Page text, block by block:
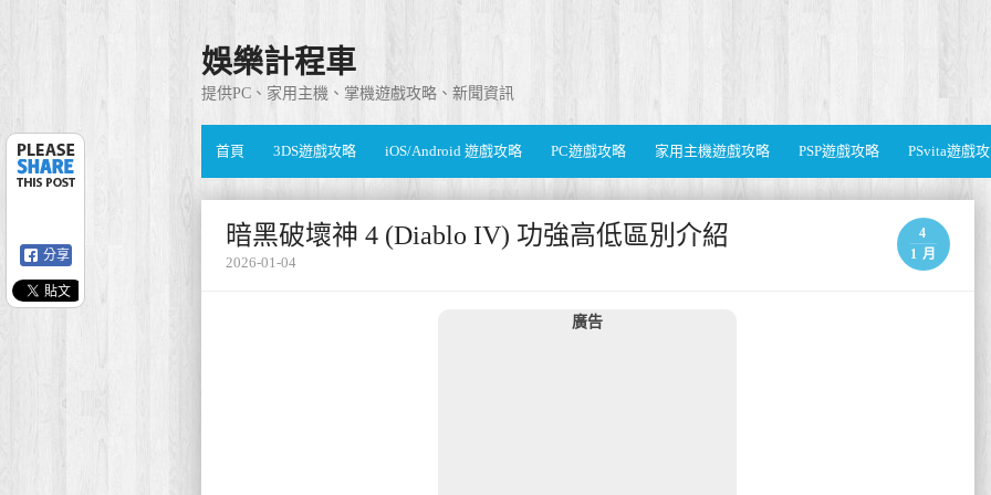
娛樂計程車
提供PC、家用主機、掌機遊戲攻略、新聞資訊
首頁 3DS遊戲攻略 iOS/Android 遊戲攻略 PC遊戲攻略 家用主機遊戲攻略 PSP遊戲攻略 PSvita遊戲
暗黑破壞神 4 (Diablo IV) 功強高低區別介紹
4
1 月
2026-01-04
廣告
分享